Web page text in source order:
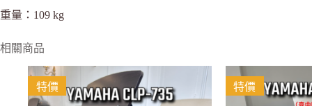
重量：109 kg
相關商品
特價 特價